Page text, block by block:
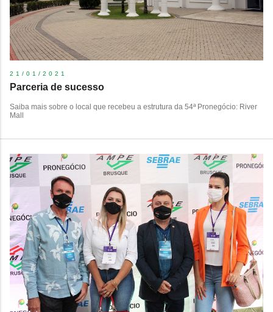
21/01/2021
Parceria de sucesso
Saiba mais sobre o local que recebeu a estrutura da 54ª Pronegócio: River
Mall